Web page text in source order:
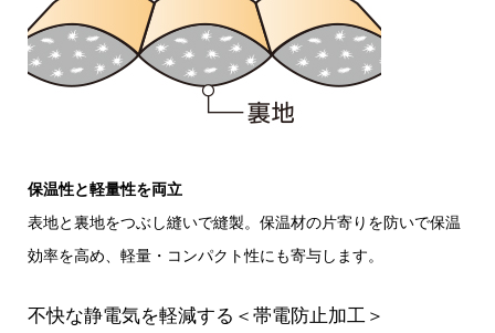
保温性と軽量性を両立
表地と裏地をつぶし縫いで縫製。保温材の片寄りを防いで保温
効率を高め、軽量・コンパクト性にも寄与します。
不快な静電気を軽減する＜帯電防止加工＞